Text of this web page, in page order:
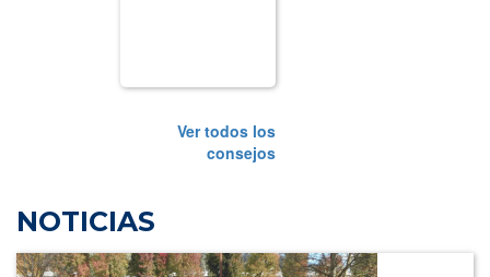
Ver todos los
consejos
NOTICIAS